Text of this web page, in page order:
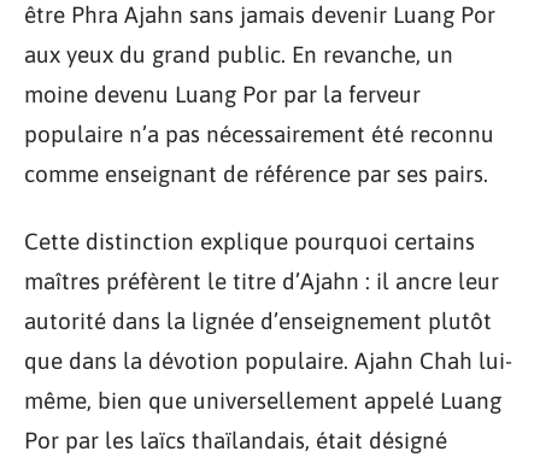
être Phra Ajahn sans jamais devenir Luang Por
aux yeux du grand public. En revanche, un
moine devenu Luang Por par la ferveur
populaire n’a pas nécessairement été reconnu
comme enseignant de référence par ses pairs.
Cette distinction explique pourquoi certains
maîtres préfèrent le titre d’Ajahn : il ancre leur
autorité dans la lignée d’enseignement plutôt
que dans la dévotion populaire. Ajahn Chah lui-
même, bien que universellement appelé Luang
Por par les laïcs thaïlandais, était désigné